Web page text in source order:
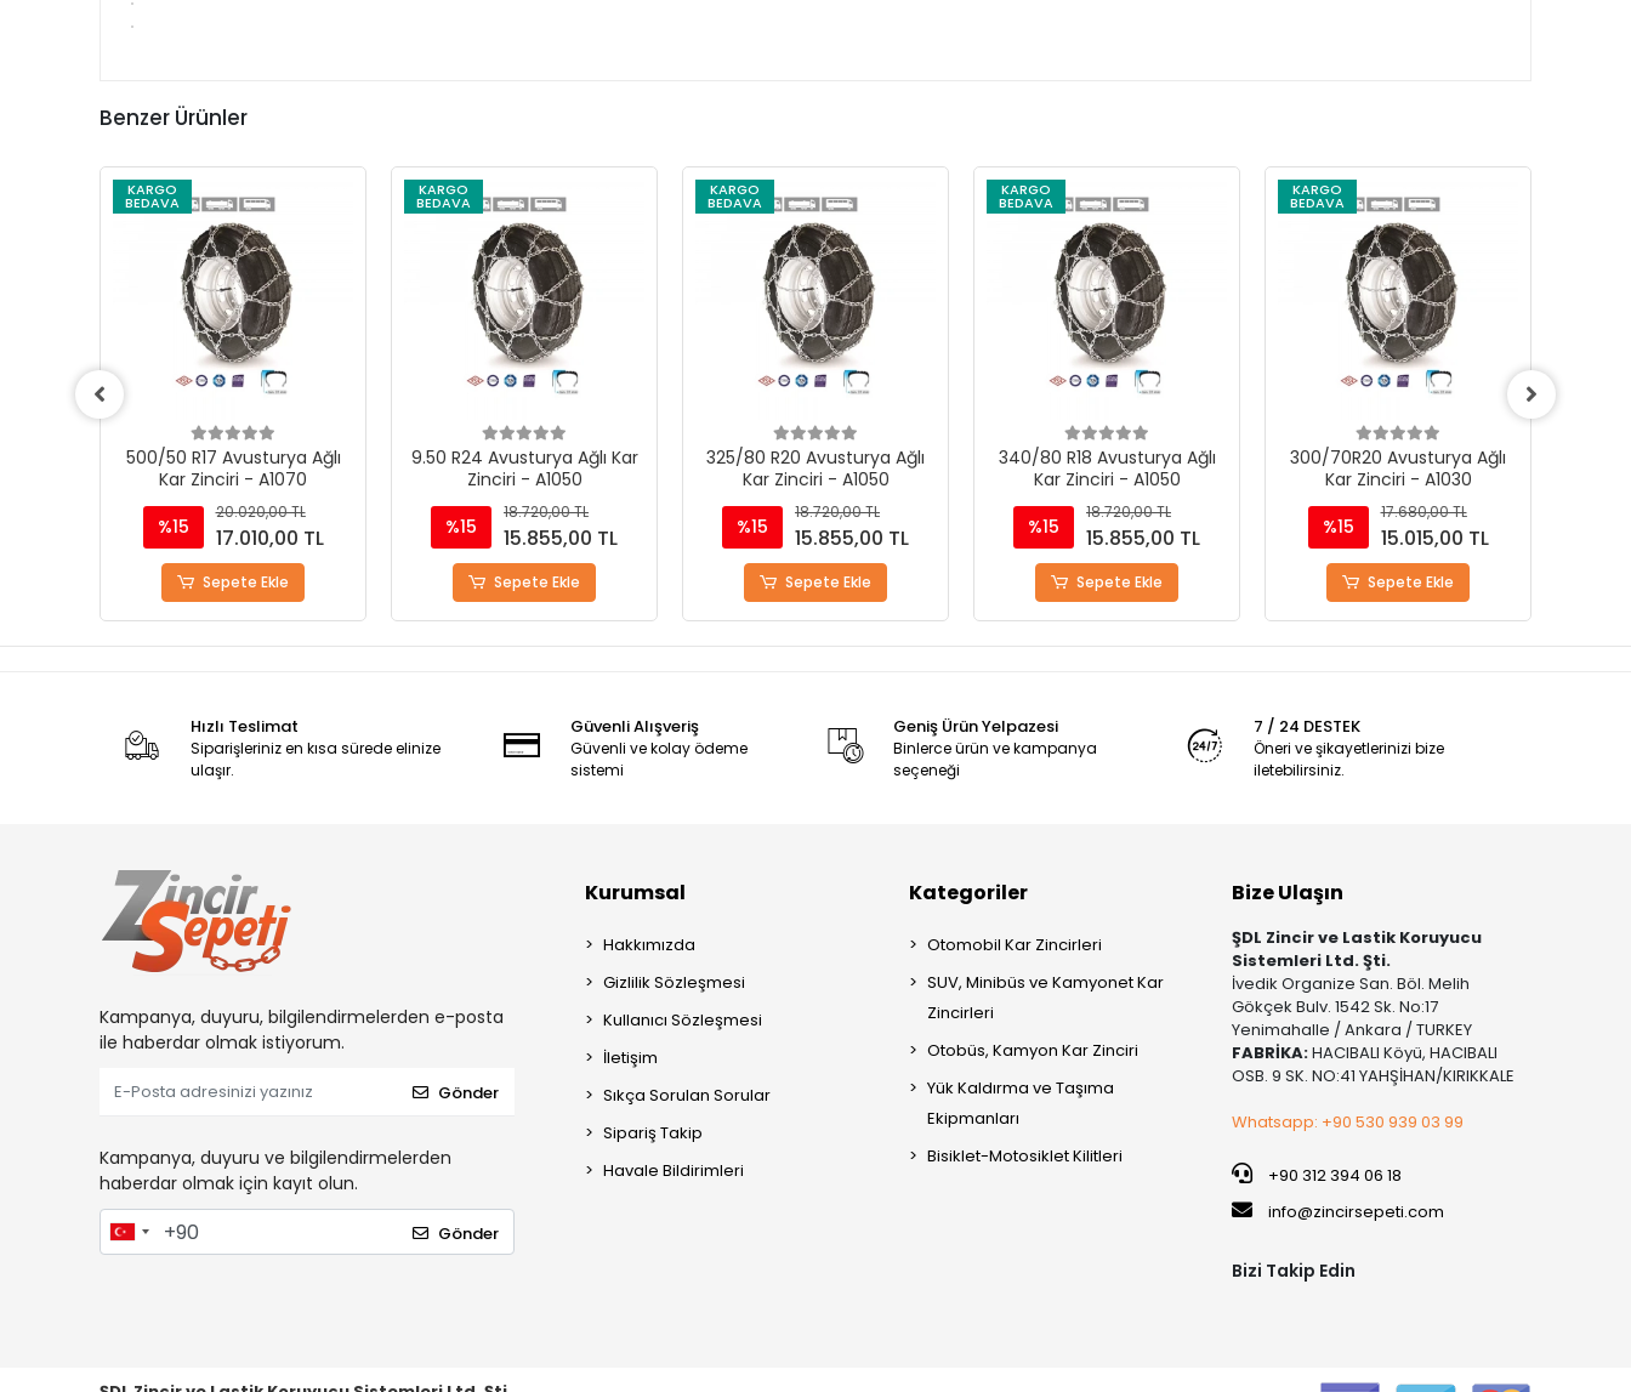
Benzer Ürünler
KARGO
BEDAVA
9.50 R24 Avusturya Ağlı Kar
Zinciri - A1050
%15
18.720,00 TL
15.855,00 TL
Sepete Ekle
KARGO
BEDAVA
325/80 R20 Avusturya Ağlı
Kar Zinciri - A1050
%15
18.720,00 TL
15.855,00 TL
Sepete Ekle
KARGO
BEDAVA
340/80 R18 Avusturya Ağlı
Kar Zinciri - A1050
%15
18.720,00 TL
15.855,00 TL
Sepete Ekle
KARGO
BEDAVA
300/70R20 Avusturya Ağlı
Kar Zinciri - A1030
%15
17.680,00 TL
15.015,00 TL
Sepete Ekle
KARGO
BEDAVA
8.30 R24 Avusturya Ağlı Kar
Zinciri - A1020
%15
14.820,00 TL
12.600,00 TL
Stokta Yok
Hızlı Teslimat
Siparişleriniz en kısa sürede elinize
ulaşır.
Güvenli Alışveriş
Güvenli ve kolay ödeme
sistemi
Geniş Ürün Yelpazesi
Binlerce ürün ve kampanya
seçeneği
7 / 24 DESTEK
Öneri ve şikayetlerinizi bize
iletebilirsiniz.
Kampanya, duyuru, bilgilendirmelerden e-posta
ile haberdar olmak istiyorum.
Gönder
Kampanya, duyuru ve bilgilendirmelerden
haberdar olmak için kayıt olun.
Gönder
Kurumsal
Hakkımızda
Gizlilik Sözleşmesi
Kullanıcı Sözleşmesi
İletişim
Sıkça Sorulan Sorular
Sipariş Takip
Havale Bildirimleri
Kategoriler
Otomobil Kar Zincirleri
SUV, Minibüs ve Kamyonet Kar
Zincirleri
Otobüs, Kamyon Kar Zinciri
Yük Kaldırma ve Taşıma
Ekipmanları
Bisiklet-Motosiklet Kilitleri
Bize Ulaşın
ŞDL Zincir ve Lastik Koruyucu
Sistemleri Ltd. Şti.
İvedik Organize San. Böl. Melih
Gökçek Bulv. 1542 Sk. No:17
Yenimahalle / Ankara / TURKEY
FABRİKA:HACIBALI Köyü, HACIBALI
OSB. 9 SK. NO:41 YAHŞİHAN/KIRIKKALE
Whatsapp: +90 530 939 03 99
+90 312 394 06 18
info@zincirsepeti.com
Bizi Takip Edin